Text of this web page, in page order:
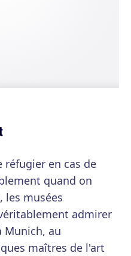
réfugier en cas de
quand on
les musées
admirer
Munich, au
maîtres de l'art